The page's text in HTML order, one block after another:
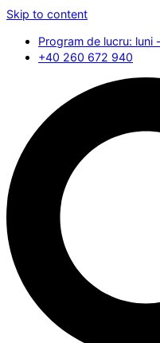
Skip to content
Program de lucru:
+40 260 672 940